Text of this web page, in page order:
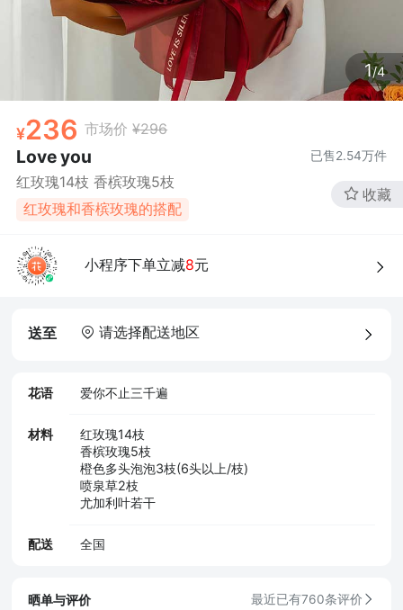
1/4
236 市场价 ¥296
Love you 已售2.54万件
红玫瑰14枝 香槟玫瑰5枝
红玫瑰和香槟玫瑰的搭配
收藏
小程序下单立减8元
送至 请选择配送地区
花语 爱你不止三千遍
材料
红玫瑰14枝
香槟玫瑰5枝
橙色多头泡泡3枝(6头以上/枝)
喷泉草2枝
尤加利叶若干
配送 全国
晒单与评价 最近已有760条评价